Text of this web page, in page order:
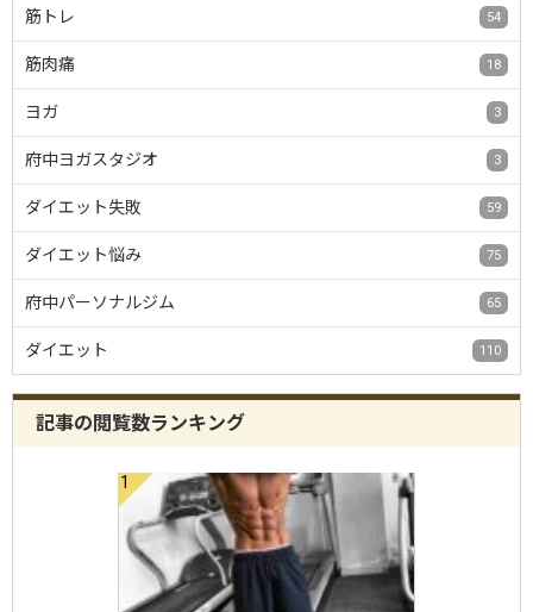
筋トレ 54
筋肉痛 18
ヨガ 3
府中ヨガスタジオ 3
ダイエット失敗 59
ダイエット悩み 75
府中パーソナルジム 65
ダイエット 110
記事の閲覧数ランキング